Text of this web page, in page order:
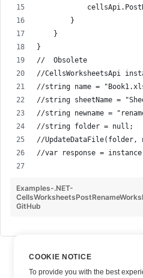
        }
    }
}
//  Obsolete
//CellsWorksheetsApi
//string name =
//string sheetName =
//string newname =
//string folder = null;
//UpdateDataFile(folder,
//var response =
Examples-.NET-
GitHub
COOKIE NOTICE
To provide you with the best